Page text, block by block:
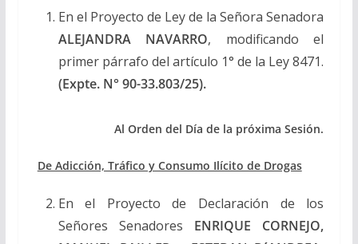
En el Proyecto de Ley de la Señora Senadora
ALEJANDRA NAVARRO, modificando el
primer párrafo del artículo 1° de la Ley 8471.
(Expte.N° 90-33.803/25).
Al Orden del Día de la próxima Sesión.
De Adicción, Tráfico y Consumo Ilícito de Drogas
En el Proyecto de Declaración de los
Señores Senadores ENRIQUE CORNEJO,